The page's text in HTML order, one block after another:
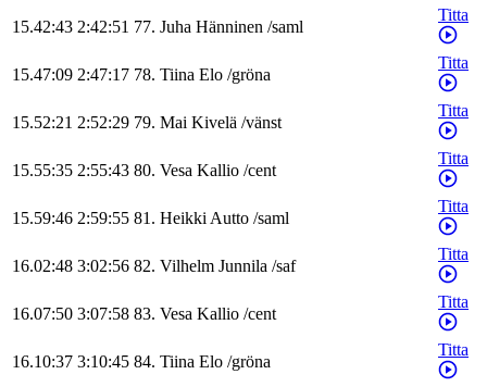
15.42:43 2:42:51 77. Juha Hänninen /saml
Titta
15.47:09 2:47:17 78. Tiina Elo /gröna
Titta
15.52:21 2:52:29 79. Mai Kivelä /vänst
Titta
15.55:35 2:55:43 80. Vesa Kallio /cent
Titta
15.59:46 2:59:55 81. HeikkiAutto /saml
Titta
16.02:48 3:02:56 82. Vilhelm Junnila /saf
Titta
16.07:50 3:07:58 83. Vesa Kallio /cent
Titta
16.10:37 3:10:45 84. Tiina Elo /gröna
Titta